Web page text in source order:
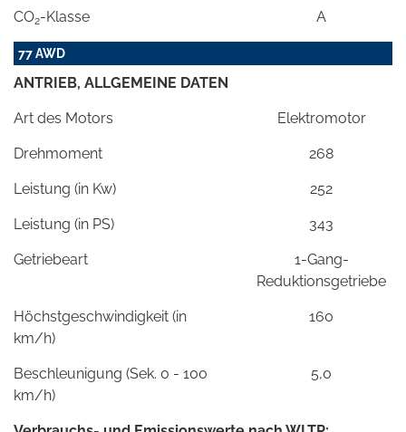
CO2-Klasse A
77 AWD
ANTRIEB, ALLGEMEINE DATEN
Art des Motors Elektromotor
Drehmoment 268
Leistung (in Kw) 252
Leistung (in PS) 343
Getriebeart
1-Gang-
Reduktionsgetriebe
Höchstgeschwindigkeit (in
km/h)
160
Beschleunigung (Sek. 0 - 100
km/h)
5,0